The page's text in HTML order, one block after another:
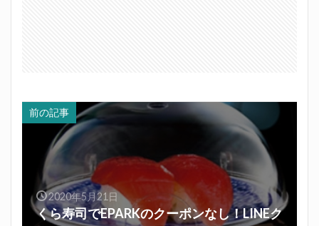
前の記事
2020年5月21日
くら寿司でEPARKのクーポンなし！LINEク